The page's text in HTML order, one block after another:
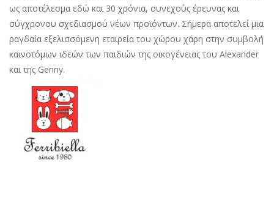
ως αποτέλεσμα εδώ και 30 χρόνια, συνεχούς έρευνας και
σύγχρονου σχεδιασμού νέων προϊόντων. Σήμερα αποτελεί μια
ραγδαία εξελισσόμενη εταιρεία του χώρου χάρη στην συμβολή
καινοτόμων ιδεών των παιδιών της οικογένειας του Alexander
και της Genny.